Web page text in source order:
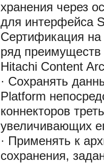
хранения через
для интерфейса
Сертификация
ряд
Hitachi Content
· Сохранять
Platform
коннекторов
увеличивающих
· Применять к
сохранения,